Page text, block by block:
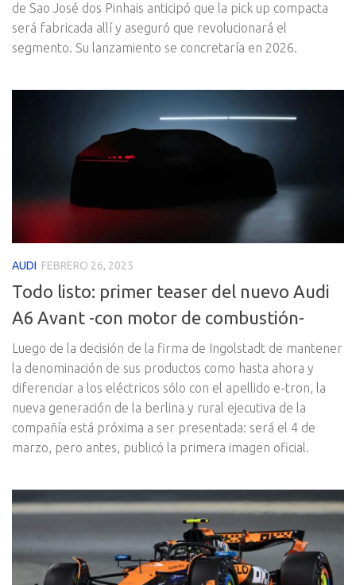
de Sao José dos Pinhais anticipó que la pick up compacta
será fabricada allí y aseguró que revolucionará el
segmento. Su lanzamiento se concretaría en 2026.
AUDI FEBRERO 26, 2025
Todo listo: primer teaser del nuevo Audi
A6 Avant -con motor de combustión-
Luego de la decisión de la firma de Ingolstadt de mantener
la denominación de sus productos como hasta ahora y
diferenciar a los eléctricos sólo con el apellido e-tron, la
nueva generación de la berlina y rural ejecutiva de la
compañía está próxima a ser presentada: será el 4 de
marzo, pero antes, publicó la primera imagen oficial.